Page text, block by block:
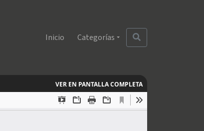
Inicio Categorías
VER EN PANTALLA COMPLETA